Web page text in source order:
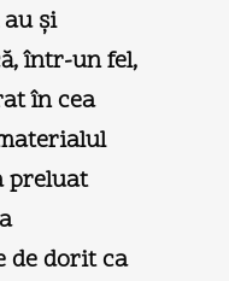
şi
într-un fel,
în cea
preluat
de dorit ca